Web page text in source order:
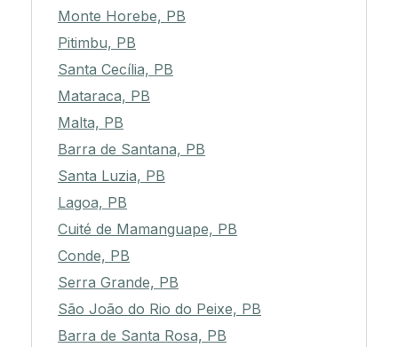
Monte Horebe, PB
Pitimbu, PB
Santa Cecília, PB
Mataraca, PB
Malta, PB
Barra de Santana, PB
Santa Luzia, PB
Lagoa, PB
Cuité de Mamanguape, PB
Conde, PB
Serra Grande, PB
São João do Rio do Peixe, PB
Barra de Santa Rosa, PB